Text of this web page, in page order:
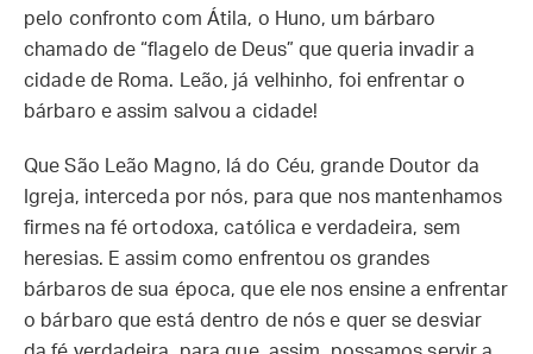
pelo confronto com Átila, o Huno, um bárbaro
chamado de “flagelo de Deus” que queria invadir a
cidade de Roma. Leão, já velhinho, foi enfrentar o
bárbaro e assim salvou a cidade!
Que São Leão Magno, lá do Céu, grande Doutor da
Igreja, interceda por nós, para que nos mantenhamos
firmes na fé ortodoxa, católica e verdadeira, sem
heresias. E assim como enfrentou os grandes
bárbaros de sua época, que ele nos ensine a enfrentar
o bárbaro que está dentro de nós e quer se desviar